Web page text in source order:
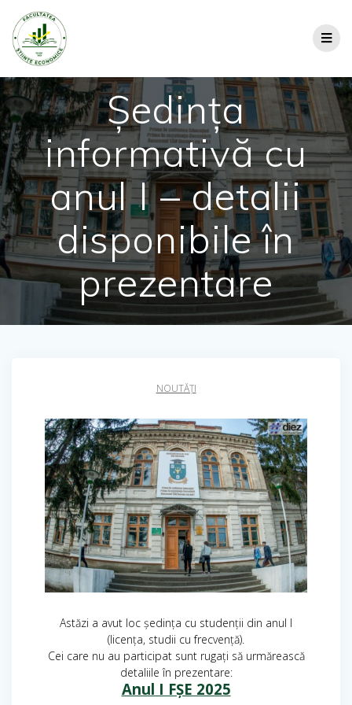
Ședința
informativă cu
anul I – detalii
disponibile în
prezentare
NOUTĂȚI
Astăzi a avut loc ședința cu studenții din anul I
(licența, studii cu frecvență).
Cei care nu au participat sunt rugați să urmărească
detaliile în prezentare:
Anul I FȘE 2025